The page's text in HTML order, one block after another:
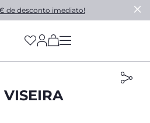
de desconto imediato!
(has more options